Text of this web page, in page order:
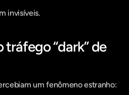
invisíveis.
“dark” de
um fenômeno estranho: